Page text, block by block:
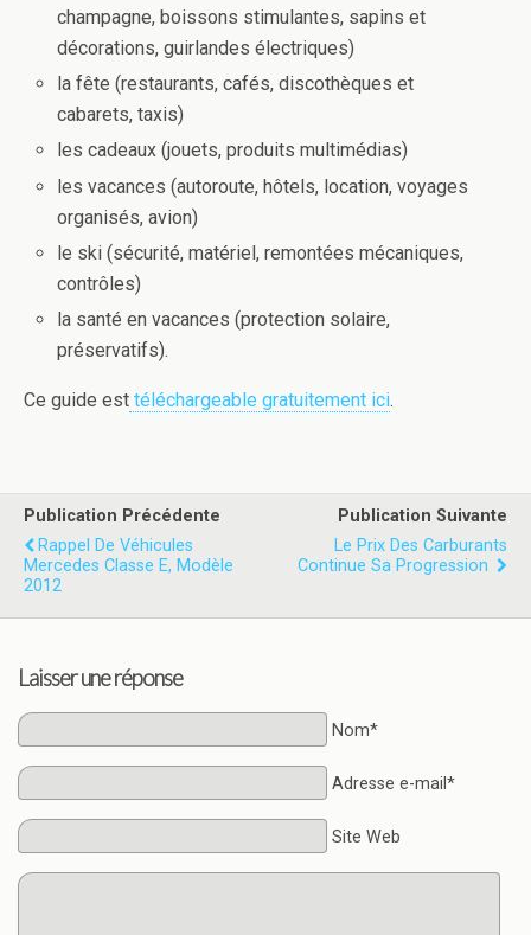
champagne, boissons stimulantes, sapins et
décorations, guirlandes électriques)
la fête (restaurants, cafés, discothèques et
cabarets, taxis)
les cadeaux (jouets, produits multimédias)
les vacances (autoroute, hôtels, location, voyages
organisés, avion)
le ski (sécurité, matériel, remontées mécaniques,
contrôles)
la santé en vacances (protection solaire,
préservatifs).
Ce guide est téléchargeable gratuitement ici.
Publication Précédente
Rappel De Véhicules
Mercedes Classe E, Modèle
2012
Publication Suivante
Le Prix Des Carburants
Continue Sa Progression
Laisser une réponse
Nom*
Adresse e-mail*
Site Web